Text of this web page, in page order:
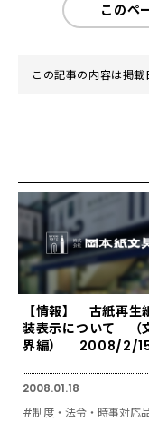
このペ
この記事の内容は掲載
【情報】 古紙再生
装表示について （
界編） 2008/2/
2008.01.18
#制度・法令・時事対応